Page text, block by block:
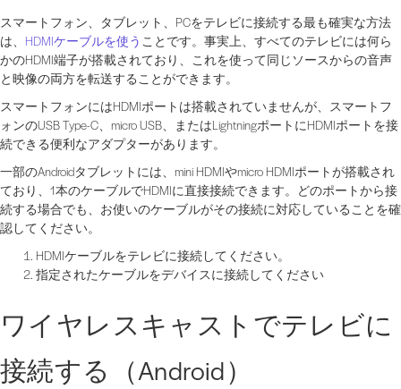
スマートフォン、タブレット、PCをテレビに接続する最も確実な方法
は、 HDMIケーブルを使う ことです。事実上、すべてのテレビには何ら
かのHDMI端子が搭載されており、これを使って同じソースからの音声
と映像の両方を転送することができます。
スマートフォンにはHDMIポートは搭載されていませんが、スマートフ
ォンのUSB Type-C、micro USB、またはLightningポートにHDMIポートを接
続できる便利なアダプターがあります。
一部のAndroidタブレットには、mini HDMIやmicro HDMIポートが搭載され
ており、1本のケーブルでHDMIに直接接続できます。どのポートから接
続する場合でも、お使いのケーブルがその接続に対応していることを確
認してください。
HDMIケーブルをテレビに接続してください。
指定されたケーブルをデバイスに接続してください
ワイヤレスキャストでテレビに
接続する（Android）